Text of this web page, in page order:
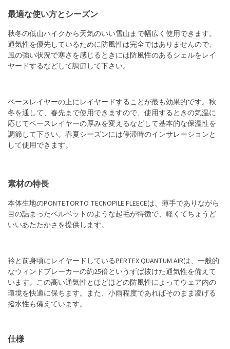
最適な使い方とシーズン
秋冬の低山ハイクから天気のいい雪山まで幅広く使用できます。
通気性を優先しているために防風性は完全ではありませんので、
風の強い状況で寒さを感じるときには防風性のあるシェルをレイ
ヤードするなどして調節して下さい。
ベースレイヤーの上にレイヤードすることが最も効果的です。秋
冬を通して、春先まで使用できますので、使用するときの気温に
応じてベースレイヤーの厚みを変えるなどして基本的な保温性を
調節して下さい。春夏シーズンには停滞時のインサレーションと
して使用できます。
素材の特長
本体生地のPONTETORTO TECNOPILE FLEECEは、薄手でありながら
目の詰まったベルベットのような起毛が特徴で、軽くてちょうど
いいあたたかさを提供します。
衿と前身頃にレイヤードしているPERTEX QUANTUM AIRは、一般的
なウィンドブレーカーの約25倍というずば抜けた通気性を備えて
います。この高い通気性とほどほどの防風性によってウェア内の
環境を快適に保ちます。また、小雨程度であればそのまま凌げる
撥水性も備えています。
仕様